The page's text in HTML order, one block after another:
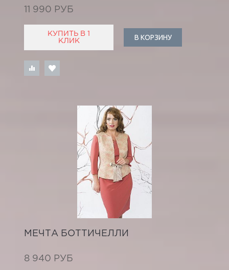
11 990 РУБ
КУПИТЬ В 1
КЛИК
В КОРЗИНУ
МЕЧТА БОТТИЧЕЛЛИ
8 940 РУБ